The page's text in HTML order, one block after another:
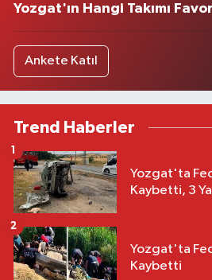
Yozgat'ın Hangi Takımı
Ankete Katıl
Trend Haberler
Yozgat'ta
Kaybetti, 3
1
Yozgat'ta
Kaybetti
2